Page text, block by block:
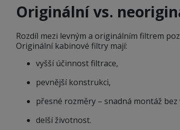
Originální vs.
Rozdíl mezi levným a originálním filtrem
Originální kabinové filtry mají:
vyšší účinnost filtrace,
pevnější konstrukci,
přesné rozměry – snadná montáž bez
delší životnost.